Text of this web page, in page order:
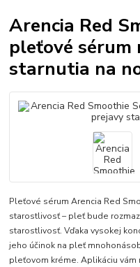
Arencia Red
pleťové sérum
starnutia na
Pleťové sérum Arencia Red
starostlivosť – pleť bude
starostlivosť. Vďaka vysokej
jeho účinok na pleť
pleťovom kréme. Aplikáciu vám